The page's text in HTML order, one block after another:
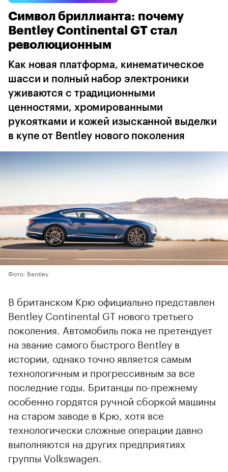
Omoda Volga Geely
Символ бриллианта: почему
Bentley Continental GT стал
революционным
Как новая платформа, кинематическое
шасси и полный набор электроники
уживаются с традиционными
ценностями, хромированными
рукоятками и кожей изысканной выделки
в купе от Bentley нового поколения
Фото: Bentley
В британском Крю официально представлен
Bentley Continental GT нового третьего
поколения. Автомобиль пока не претендует
на звание самого быстрого Bentley в
истории, однако точно является самым
технологичным и прогрессивным за все
последние годы. Британцы по-прежнему
особенно гордятся ручной сборкой машины
на старом заводе в Крю, хотя все
технологически сложные операции давно
выполняются на других предприятиях
группы Volkswagen.